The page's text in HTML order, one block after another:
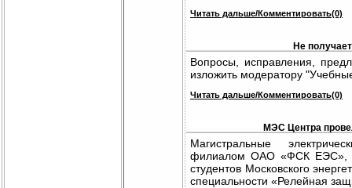
Читать дальше/Комментировать(0)
Не
Вопросы, исправления,
изложить модератору
Читать дальше/Комментировать(0)
МЭС Центра
Магистральные
филиалом ОАО «ФСК ЕЭС»,
студентов Московского
специальности «Релейная